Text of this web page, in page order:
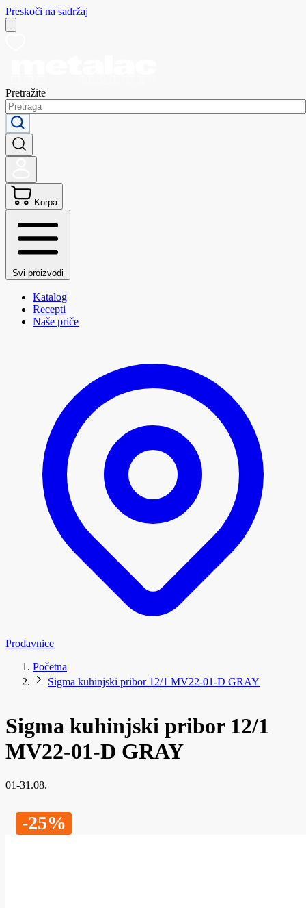
Preskoči na sadržaj
Pretražite
Korpa
Svi proizvodi
Katalog
Recepti
Naše priče
Prodavnice
Početna
Sigma kuhinjski pribor 12/1 MV22-01-D GRAY
Sigma kuhinjski pribor 12/1
MV22-01-D GRAY
01-31.08.
-25%